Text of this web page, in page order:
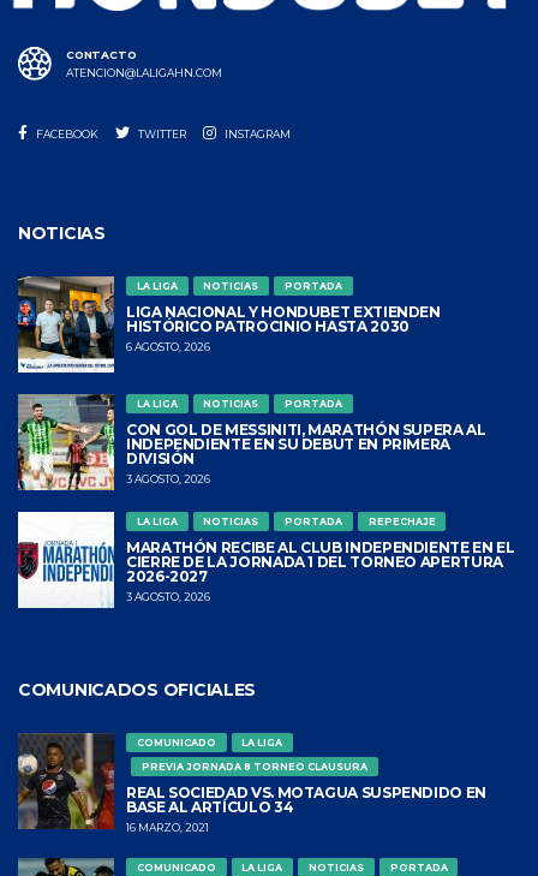
CONTACTO
ATENCION@LALIGAHN.COM
FACEBOOK TWITTER INSTAGRAM
NOTICIAS
LA LIGA NOTICIAS PORTADA
LIGA NACIONAL Y HONDUBET EXTIENDEN
HISTÓRICO PATROCINIO HASTA 2030
6 AGOSTO, 2026
LA LIGA NOTICIAS PORTADA
CON GOL DE MESSINITI, MARATHÓN SUPERA AL
INDEPENDIENTE EN SU DEBUT EN PRIMERA
DIVISIÓN
3 AGOSTO, 2026
LA LIGA NOTICIAS PORTADA REPECHAJE
MARATHÓN RECIBE AL CLUB INDEPENDIENTE EN EL
CIERRE DE LA JORNADA 1 DEL TORNEO APERTURA
2026-2027
3 AGOSTO, 2026
COMUNICADOS OFICIALES
COMUNICADO
LA LIGA
PREVIA JORNADA 8 TORNEO CLAUSURA
REAL SOCIEDAD VS. MOTAGUA SUSPENDIDO EN
BASE AL ARTÍCULO 34
16 MARZO, 2021
COMUNICADO LA LIGA NOTICIAS
PORTADA